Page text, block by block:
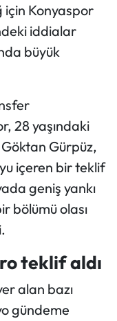
Konyaspor
iddialar
büyük
28 yaşındaki
Gürpüz,
içeren bir teklif
geniş yankı
bölümü olası
teklif aldı
alan bazı
gündeme